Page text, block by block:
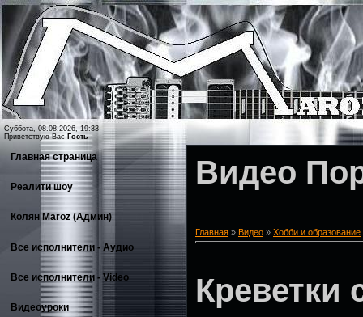
Суббота, 08.08.2026, 19:33
Приветствую Вас Гость
Главная страница
Реалити шоу
Колян Maroz (Админ)
Все исполнители - Аудио
Все исполнители - Video
Видеоуроки
Видео
Главная » Видео » Хобби и образование
Креветки